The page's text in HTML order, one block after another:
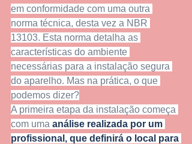
em conformidade com uma outra
norma técnica, desta vez a NBR
13103. Esta norma detalha as
características do ambiente
necessárias para a instalação segura
do aparelho. Mas na prática, o que
podemos dizer?
A primeira etapa da instalação começa
com uma análise realizada por um
profissional, que definirá o local para